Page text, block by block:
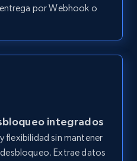
por Webhook o
integrados
flexibilidad sin mantener
Extrae datos